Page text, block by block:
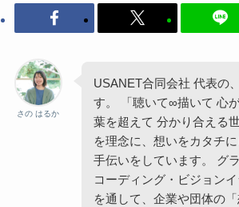
さの はるか
USANET合同会社 代表の
す。 「聴いて∞描いて 心
葉を超えて 分かり合える
を理念に、想いをカタチ
手伝いをしています。 グ
コーディング・ビジョン
を通して、企業や団体の